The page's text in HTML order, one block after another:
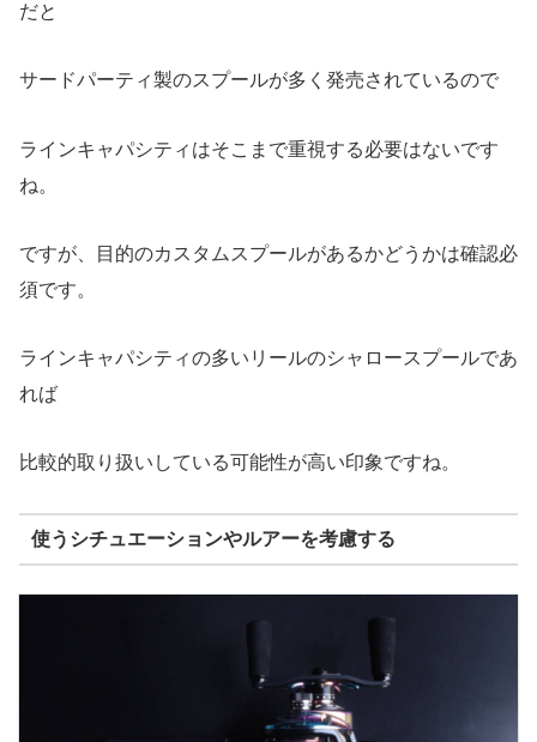
だと
サードパーティ製のスプールが多く発売されているので
ラインキャパシティはそこまで重視する必要はないです
ね。
ですが、目的のカスタムスプールがあるかどうかは確認必
須です。
ラインキャパシティの多いリールのシャロースプールであ
れば
比較的取り扱いしている可能性が高い印象ですね。
使うシチュエーションやルアーを考慮する